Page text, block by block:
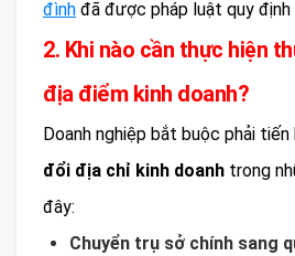
đình đã được pháp luật quy định
2. Khi nào cần thực hiện
địa điểm kinh doanh?
Doanh nghiệp bắt buộc phải tiến
đổi địa chỉ kinh doanh trong
đây:
Chuyển trụ sở chính sang